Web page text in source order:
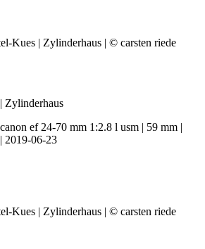
Zylinderhaus
ef 24-70 mm 1:2.8 l usm | 59 mm |
2019-06-23